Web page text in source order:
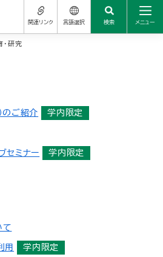
関連リンク 言語選択 検索 メニュー
・研究
ご紹介 学内限定
セミナー 学内限定
て
用 学内限定